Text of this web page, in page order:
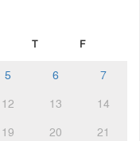
T F
5 6
7
12 13
14
19 20
21